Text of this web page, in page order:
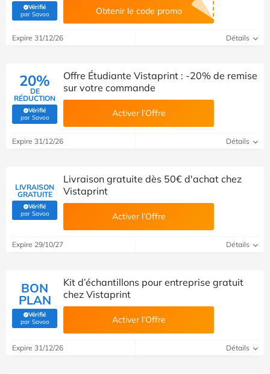
Vérifié
par Savoo(Vérifié par Savoo) Obtenir le code promo
Expire 31/12/26 Détails
20%
DE
RÉDUCTION
Vérifié
par Savoo(Vérifié par Savoo)
Offre Étudiante Vistaprint : -20% de remise
sur votre commande
Activer l’Offre
Expire 31/12/26 Détails
LIVRAISON
GRATUITE
Vérifié
par Savoo(Vérifié par Savoo)
Livraison gratuite dès 50€ d'achat chez
Vistaprint
Activer l’Offre
Expire 29/10/27 Détails
BON
PLAN
Vérifié
par Savoo(Vérifié par Savoo)
Kit d’échantillons pour entreprise gratuit
chez Vistaprint
Activer l’Offre
Expire 31/12/26 Détails